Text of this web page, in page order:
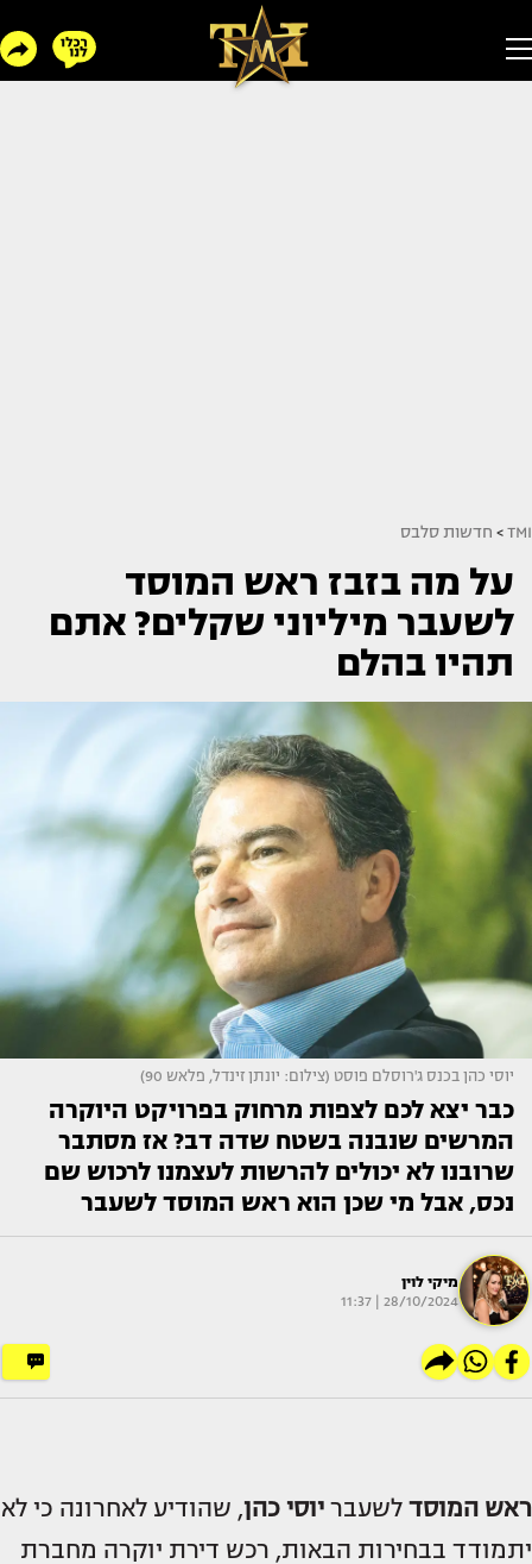
TMI
> חדשות סלבס
על מה בזבז ראש המוסד
לשעבר מיליוני שקלים? אתם
תהיו בהלם
יוסי כהן בכנס ג'רוסלם פוסט (צילום: יונתן זינדל, פלאש 90)
כבר יצא לכם לצפות מרחוק בפרויקט היוקרה
המרשים שנבנה בשטח שדה דב? אז מסתבר
שרובנו לא יכולים להרשות לעצמנו לרכוש שם
נכס, אבל מי שכן הוא ראש המוסד לשעבר
מיקי לוין
28/10/2024 | 11:37
ראש המוסד לשעבר יוסי כהן, שהודיע לאחרונה כי לא
יתמודד בבחירות הבאות, רכש דירת יוקרה מחברת